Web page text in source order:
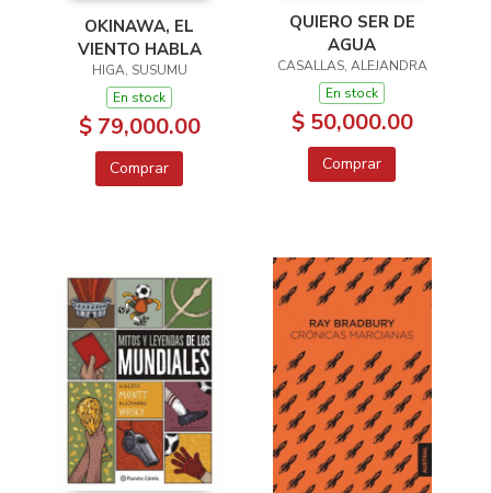
OKINAWA, EL
VIENTO HABLA
HIGA, SUSUMU
En stock
$ 79,000.00
Comprar
QUIERO SER DE
AGUA
CASALLAS, ALEJANDRA
En stock
$ 50,000.00
Comprar